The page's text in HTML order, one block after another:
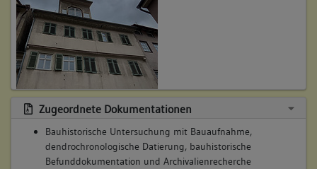
7. Bauphase:
(1868 - 1870)
Umbaumaßnahmen 1868 (a), Erweiterung südöstlicher Keller
Betroffene Gebäudeteile:
keine
8. Bauphase:
(1900 - 1999)
Abbildungsnachweis
Zugeordnete Dokumentationen
Bauhistorische Untersuchung mit Bauaufnahme,
dendrochronologische Datierung, bauhistorische
Befunddokumentation und Archivalienrecherche